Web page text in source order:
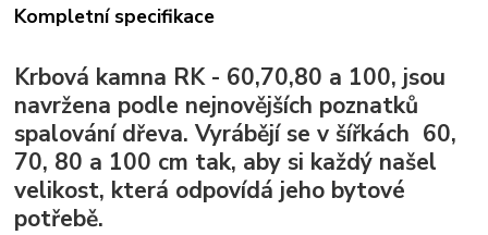
Kompletní specifikace
Krbová kamna RK - 60,70,80 a 100, jsou
navržena podle nejnovějších poznatků
spalování dřeva. Vyrábějí se v šířkách 60,
70, 80 a 100 cm tak, aby si každý našel
velikost, která odpovídá jeho bytové
potřebě.